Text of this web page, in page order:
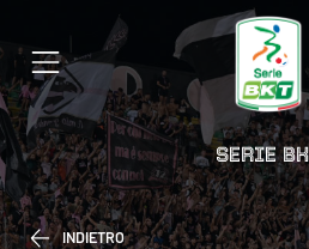
SERIE
INDIETRO